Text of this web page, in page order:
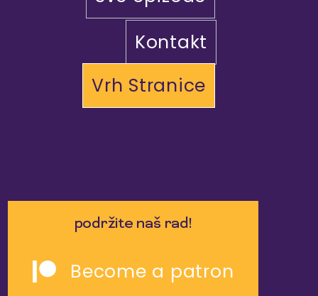
Kontakt
Vrh Stranice
podržite naš rad!
Become a patron